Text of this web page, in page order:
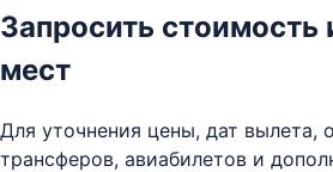
Запросить стоимость
мест
Для уточнения цены, дат вылета,
трансферов, авиабилетов и